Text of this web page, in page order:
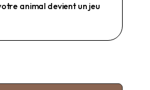
animal devient un jeu